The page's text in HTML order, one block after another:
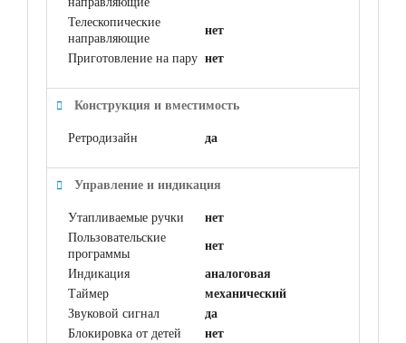
Телескопические
направляющие
нет
Приготовление на пару нет
Конструкция и вместимость
Ретродизайн да
Управление и индикация
Утапливаемые ручки
нет
Пользовательские
программы
нет
Индикация
аналоговая
Таймер
механический
Звуковой сигнал
да
Блокировка от детей
нет